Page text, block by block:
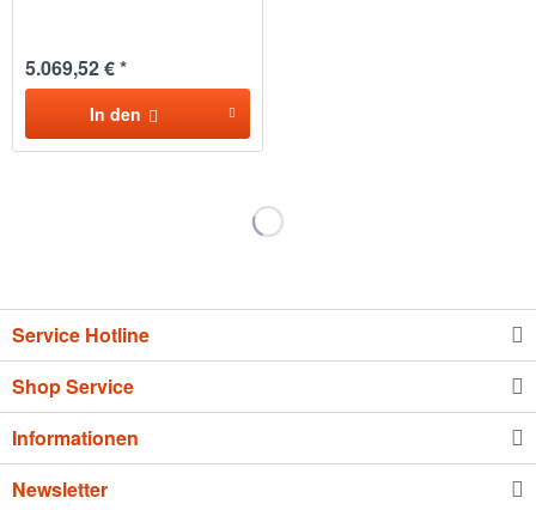
5.069,52 € *
In den
Service Hotline
Shop Service
Informationen
Newsletter